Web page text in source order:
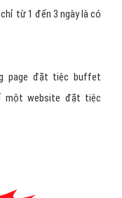
từ 1 đến 3 ngày là có
page đặt tiệc buffet
một website đặt tiệc